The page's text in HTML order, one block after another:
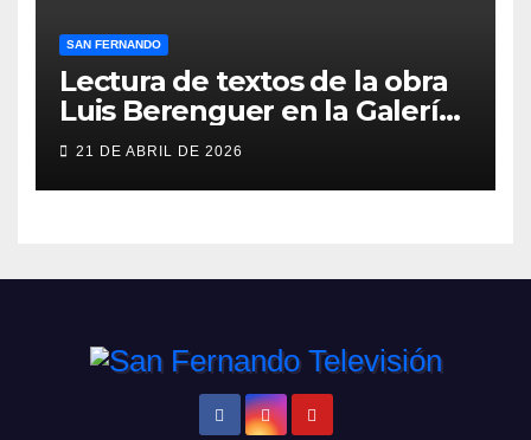
SAN FERNANDO
Lectura de textos de la obra
Luis Berenguer en la Galería
ERA
21 DE ABRIL DE 2026